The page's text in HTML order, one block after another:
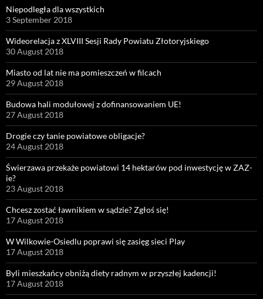
Niepodległa dla wszystkich
3 September 2018
Wideorelacja z XLVIII Sesji Rady Powiatu Złotoryjskiego
30 August 2018
Miasto od lat nie ma pomieszczeń w filcach
29 August 2018
Budowa hali modułowej z dofinansowaniem UE!
27 August 2018
Drogie czy tanie powiatowe obligacje?
24 August 2018
Świerzawa przekaże powiatowi 14 hektarów pod inwestycję w ZAZ-
ie?
23 August 2018
Chcesz zostać ławnikiem w sądzie? Zgłoś się!
17 August 2018
W Wilkowie-Osiedlu poprawi się zasięg sieci Play
17 August 2018
Byli mieszkańcy obniżą diety radnym w przyszłej kadencji!
17 August 2018